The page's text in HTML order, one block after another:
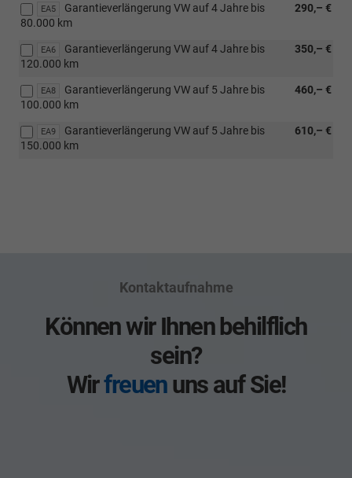
EA5 290,– €
Garantieverlängerung VW auf 4 Jahre bis
80.000 km
EA6 350,– €
Garantieverlängerung VW auf 4 Jahre bis
120.000 km
EA8 460,– €
Garantieverlängerung VW auf 5 Jahre bis
100.000 km
EA9 610,– €
Garantieverlängerung VW auf 5 Jahre bis
150.000 km
Kontaktaufnahme
Können wir Ihnen behilflich
sein?
Wirfreuenuns auf Sie!